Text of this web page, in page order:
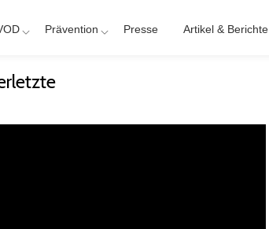
Prävention Presse Artikel & Berichte